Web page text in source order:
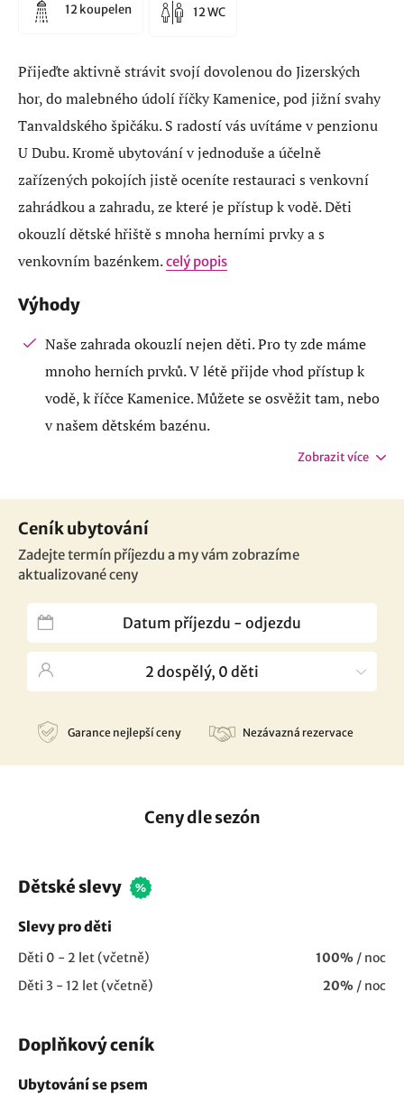
12 koupelen 12 WC
Přijeďte aktivně strávit svojí dovolenou do Jizerských
hor, do malebného údolí říčky Kamenice, pod jižní svahy
Tanvaldského špičáku. S radostí vás uvítáme v penzionu
U Dubu. Kromě ubytování v jednoduše a účelně
zařízených pokojích jistě oceníte restauraci s venkovní
zahrádkou a zahradu, ze které je přístup k vodě. Děti
okouzlí dětské hřiště s mnoha herními prvky a s
venkovním bazénkem.celý popis
Výhody
Naše zahrada okouzlí nejen děti. Pro ty zde máme
mnoho herních prvků. V létě přijde vhod přístup k
vodě, k říčce Kamenice. Můžete se osvěžit tam, nebo
v našem dětském bazénu.
Zobrazit více
Ceník ubytování
Zadejte termín příjezdu a my vám zobrazíme
aktualizované ceny
Garance nejlepší ceny Nezávazná rezervace
Ceny dle sezón
Dětské slevy
Slevy pro děti
Děti 0 - 2 let (včetně) 100% / noc
Děti 3 - 12 let (včetně)
20% / noc
Doplňkový ceník
Ubytování se psem